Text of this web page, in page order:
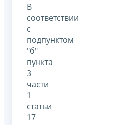
В
соответствии
с
подпунктом
"б"
пункта
3
части
1
статьи
17